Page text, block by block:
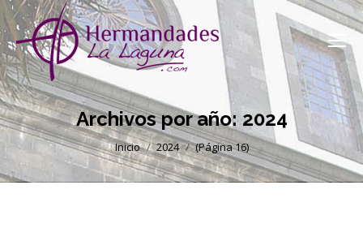
Archivos por año: 2024
Estás aquí:
Inicio 2024 (Página 16)